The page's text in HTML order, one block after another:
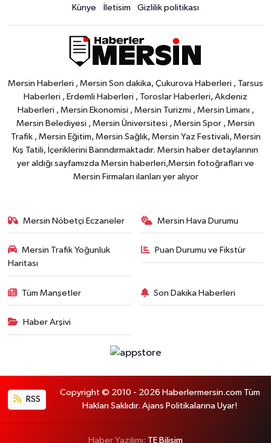
Künye İletisim Gizlilik politikası
Mersin Haberleri , Mersin Son dakika, Çukurova Haberleri , Tarsus
Haberleri , Erdemli Haberleri , Toroslar Haberleri, Akdeniz
Haberleri , Mersin Ekonomisi , Mersin Turizmi , Mersin Limanı ,
Mersin Belediyesi , Mersin Üniversitesi , Mersin Spor , Mersin
Trafik , Mersin Eğitim, Mersin Sağlık, Mersin Yaz Festivali, Mersin
Kış Tatili, İçeriklerini Barındırmaktadır. Mersin haber detaylarının
yer aldığı sayfamızda Mersin haberleri,Mersin fotoğrafları ve
Mersin Firmaları ilanları yer alıyor
Mersin Nöbetçi Eczaneler Mersin Hava Durumu
Mersin Trafik Yoğunluk
Haritası
Puan Durumu ve Fikstür
Tüm Manşetler Son Dakika Haberleri
Haber Arşivi
RSS
Copyright © 2010 - 2026 Haberlermersin.com Tüm
Hakları Saklıdır. Ajans Politikalarına Uyar!
Haber Yazılımı: TE Bilişim